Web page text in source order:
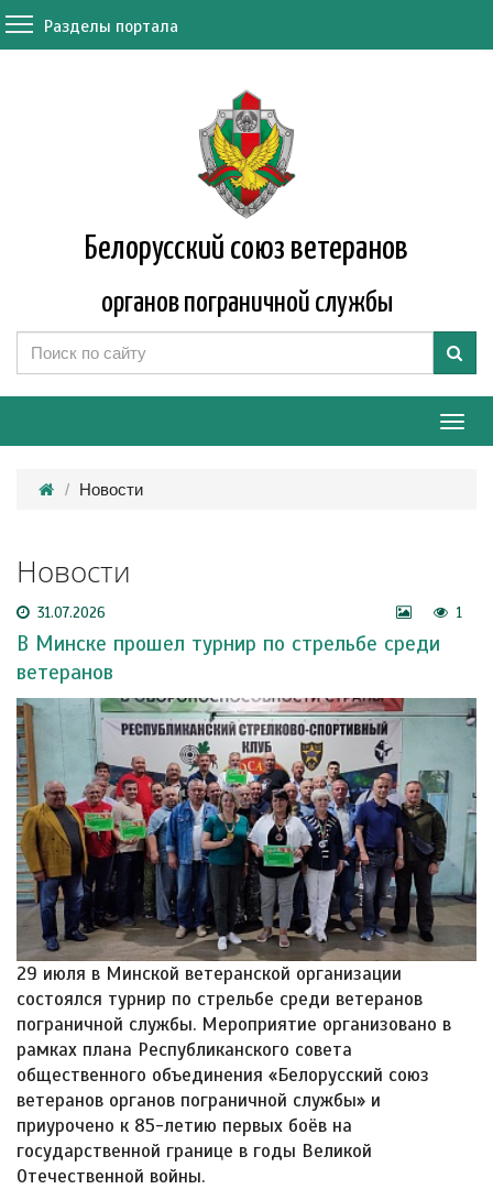
Разделы портала
Белорусский союз ветеранов
органов пограничной службы
Новости
Новости
31.07.2026 1
В Минске прошел турнир по стрельбе среди
ветеранов
29 июля в Минской ветеранской организации
состоялся турнир по стрельбе среди ветеранов
пограничной службы. Мероприятие организовано в
рамках плана Республиканского совета
общественного объединения «Белорусский союз
ветеранов органов пограничной службы» и
приурочено к 85-летию первых боёв на
государственной границе в годы Великой
Отечественной войны.